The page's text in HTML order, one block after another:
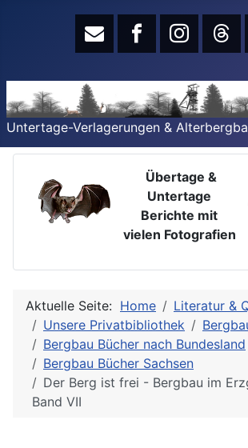
Untertage-Verlagerungen &
Übertage &
Untertage
Berichte mit
vielen Fotografien
Aktuelle Seite: Home
Literatur &
Unsere Privatbibliothek
Bergbau Bücher nach Bundesland
Bergbau Bücher Sachsen
Der Berg ist frei - Bergbau im
Band VII